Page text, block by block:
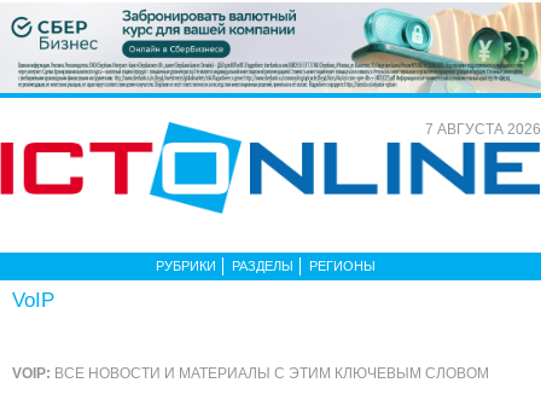
7 АВГУСТА 2026
РУБРИКИ РАЗДЕЛЫ РЕГИОНЫ
VoIP
VOIP: ВСЕ НОВОСТИ И МАТЕРИАЛЫ С ЭТИМ КЛЮЧЕВЫМ СЛОВОМ